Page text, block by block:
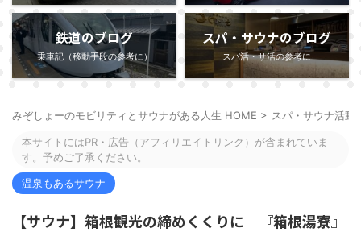
鉄道のブログ
乗車記（移動手段の参考に）
スパ・サウナのブログ
スパ活・サ活の参考に
みぞしょーのモビリティとサウナがある人生 HOME > スパ・サウナ活動
本サイトにはPR・広告（アフィリエイトリンク）が含まれていま
す。予めご了承ください。
温泉もあるサウナ
【サウナ】箱根観光の締めくくりに 『箱根湯寮』